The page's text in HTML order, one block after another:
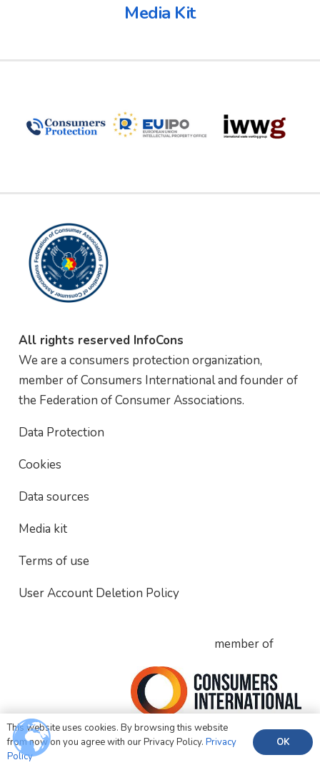
Media Kit
All rights reserved InfoCons
We are a consumers protection organization,
member of Consumers International and founder of
the Federation of Consumer Associations.
Data Protection
Cookies
Data sources
Media kit
Terms of use
User Account Deletion Policy
member of
This website uses cookies. By browsing this website
from now on you agree with our Privacy Policy. Privacy
Policy
OK